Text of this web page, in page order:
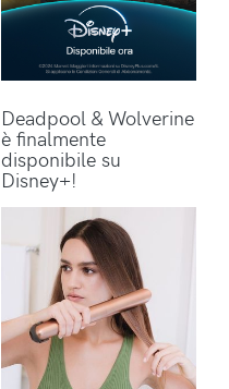
Deadpool & Wolverine
è finalmente
disponibile su
Disney+!